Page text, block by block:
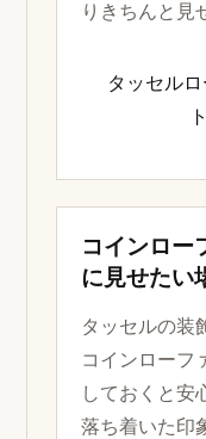
りきちんと見
タッセル
コインロー
に見せたい
タッセルの装
コインローフ
しておくと安
落ち着いた印